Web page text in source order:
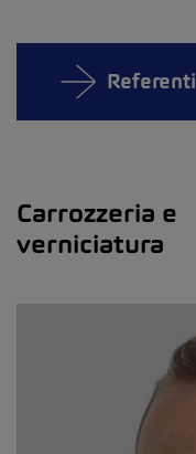
Referenti
Carrozzeria e
verniciatura